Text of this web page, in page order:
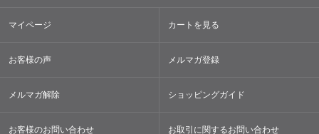
マイページ カートを見る
お客様の声 メルマガ登録
メルマガ解除 ショッピングガイド
お客様のお問い合わせ お取引に関するお問い合わせ